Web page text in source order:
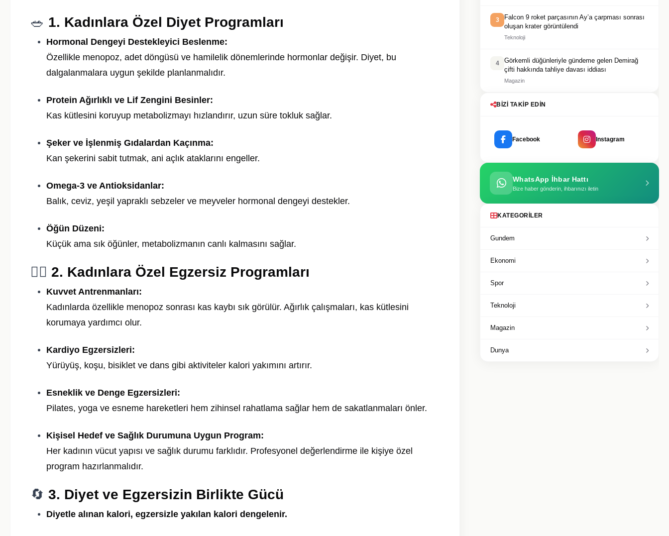
🥗 1. Kadınlara Özel Diyet Programları
Hormonal Dengeyi Destekleyici Beslenme:
Özellikle menopoz, adet döngüsü ve hamilelik dönemlerinde hormonlar değişir. Diyet, bu
dalgalanmalara uygun şekilde planlanmalıdır.
Protein Ağırlıklı ve Lif Zengini Besinler:
Kas kütlesini koruyup metabolizmayı hızlandırır, uzun süre tokluk sağlar.
Şeker ve İşlenmiş Gıdalardan Kaçınma:
Kan şekerini sabit tutmak, ani açlık ataklarını engeller.
Omega-3 ve Antioksidanlar:
Balık, ceviz, yeşil yapraklı sebzeler ve meyveler hormonal dengeyi destekler.
Öğün Düzeni:
Küçük ama sık öğünler, metabolizmanın canlı kalmasını sağlar.
🏋️‍♀️ 2. Kadınlara Özel Egzersiz Programları
Kuvvet Antrenmanları:
Kadınlarda özellikle menopoz sonrası kas kaybı sık görülür. Ağırlık çalışmaları, kas kütlesini
korumaya yardımcı olur.
Kardiyo Egzersizleri:
Yürüyüş, koşu, bisiklet ve dans gibi aktiviteler kalori yakımını artırır.
Esneklik ve Denge Egzersizleri:
Pilates, yoga ve esneme hareketleri hem zihinsel rahatlama sağlar hem de sakatlanmaları önler.
Kişisel Hedef ve Sağlık Durumuna Uygun Program:
Her kadının vücut yapısı ve sağlık durumu farklıdır. Profesyonel değerlendirme ile kişiye özel
program hazırlanmalıdır.
🔄 3. Diyet ve Egzersizin Birlikte Gücü
Diyetle alınan kalori, egzersizle yakılan kalori dengelenir.
3
Falcon 9 roket parçasının Ay’a çarpması sonrası
oluşan krater görüntülendi
Teknoloji
4
Görkemli düğünleriyle gündeme gelen Demirağ
çifti hakkında tahliye davası iddiası
Magazin
BIZI TAKIP EDIN
Facebook Instagram
WhatsApp İhbar Hattı
Bize haber gönderin, ihbarınızı iletin
KATEGORILER
Gundem
Ekonomi
Spor
Teknoloji
Magazin
Dunya